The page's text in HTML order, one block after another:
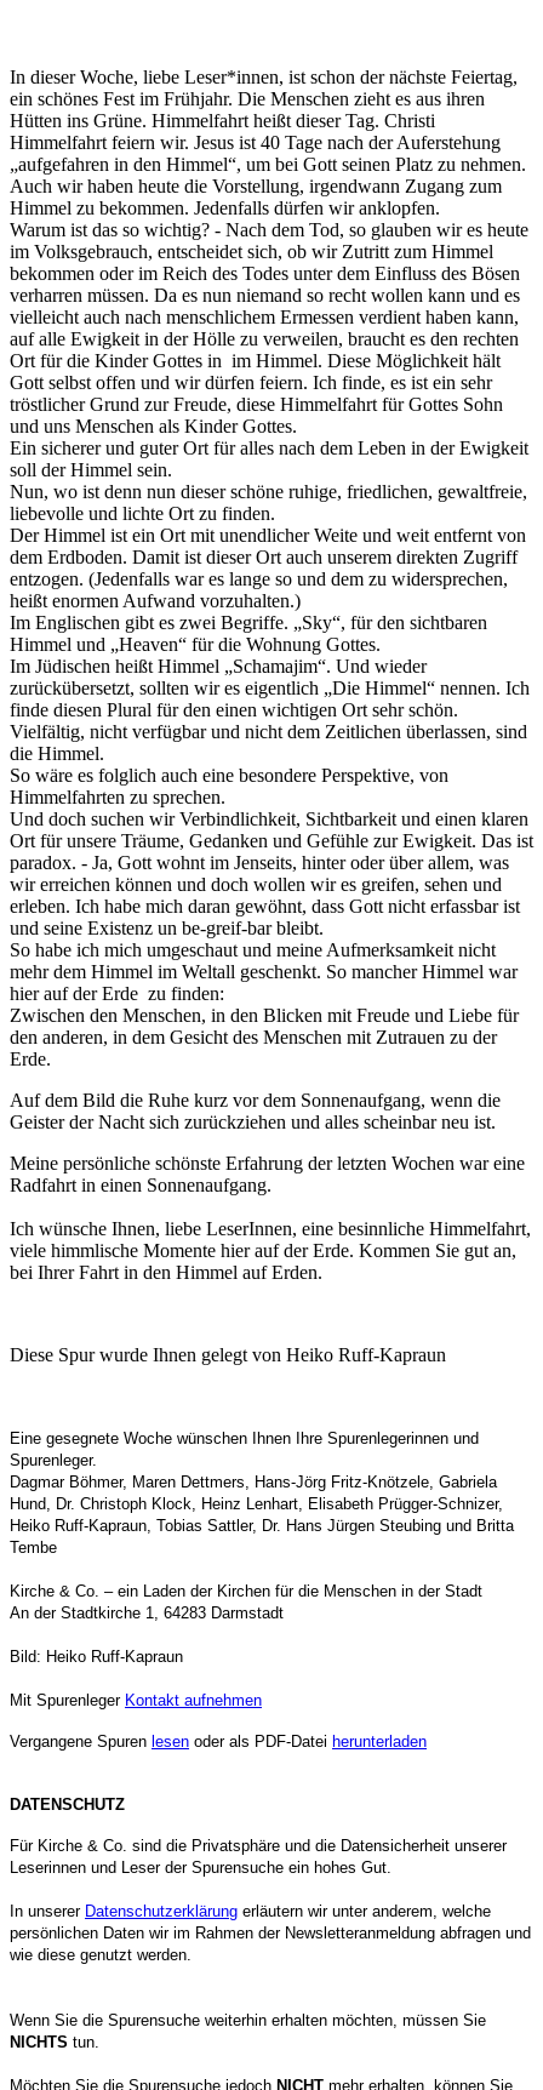
In dieser Woche, liebe Leser*innen, ist schon der nächste Feiertag,
ein schönes Fest im Frühjahr. Die Menschen zieht es aus ihren
Hütten ins Grüne. Himmelfahrt heißt dieser Tag. Christi
Himmelfahrt feiern wir. Jesus ist 40 Tage nach der Auferstehung
„aufgefahren in den Himmel“, um bei Gott seinen Platz zu nehmen.
Auch wir haben heute die Vorstellung, irgendwann Zugang zum
Himmel zu bekommen. Jedenfalls dürfen wir anklopfen.
Warum ist das so wichtig? - Nach dem Tod, so glauben wir es heute
im Volksgebrauch, entscheidet sich, ob wir Zutritt zum Himmel
bekommen oder im Reich des Todes unter dem Einfluss des Bösen
verharren müssen. Da es nun niemand so recht wollen kann und es
vielleicht auch nach menschlichem Ermessen verdient haben kann,
auf alle Ewigkeit in der Hölle zu verweilen, braucht es den rechten
Ort für die Kinder Gottes in im Himmel. Diese Möglichkeit hält
Gott selbst offen und wir dürfen feiern. Ich finde, es ist ein sehr
tröstlicher Grund zur Freude, diese Himmelfahrt für Gottes Sohn
und uns Menschen als Kinder Gottes.
Ein sicherer und guter Ort für alles nach dem Leben in der Ewigkeit
soll der Himmel sein.
Nun, wo ist denn nun dieser schöne ruhige, friedlichen, gewaltfreie,
liebevolle und lichte Ort zu finden.
Der Himmel ist ein Ort mit unendlicher Weite und weit entfernt von
dem Erdboden. Damit ist dieser Ort auch unserem direkten Zugriff
entzogen. (Jedenfalls war es lange so und dem zu widersprechen,
heißt enormen Aufwand vorzuhalten.)
Im Englischen gibt es zwei Begriffe. „Sky“, für den sichtbaren
Himmel und „Heaven“ für die Wohnung Gottes.
Im Jüdischen heißt Himmel „Schamajim“. Und wieder
zurückübersetzt, sollten wir es eigentlich „Die Himmel“ nennen. Ich
finde diesen Plural für den einen wichtigen Ort sehr schön.
Vielfältig, nicht verfügbar und nicht dem Zeitlichen überlassen, sind
die Himmel.
So wäre es folglich auch eine besondere Perspektive, von
Himmelfahrten zu sprechen.
Und doch suchen wir Verbindlichkeit, Sichtbarkeit und einen klaren
Ort für unsere Träume, Gedanken und Gefühle zur Ewigkeit. Das ist
paradox. - Ja, Gott wohnt im Jenseits, hinter oder über allem, was
wir erreichen können und doch wollen wir es greifen, sehen und
erleben. Ich habe mich daran gewöhnt, dass Gott nicht erfassbar ist
und seine Existenz un be-greif-bar bleibt.
So habe ich mich umgeschaut und meine Aufmerksamkeit nicht
mehr dem Himmel im Weltall geschenkt. So mancher Himmel war
hier auf der Erde zu finden:
Zwischen den Menschen, in den Blicken mit Freude und Liebe für
den anderen, in dem Gesicht des Menschen mit Zutrauen zu der
Erde.
Auf dem Bild die Ruhe kurz vor dem Sonnenaufgang, wenn die
Geister der Nacht sich zurückziehen und alles scheinbar neu ist.
Meine persönliche schönste Erfahrung der letzten Wochen war eine
Radfahrt in einen Sonnenaufgang.
Ich wünsche Ihnen, liebe LeserInnen, eine besinnliche Himmelfahrt,
viele himmlische Momente hier auf der Erde. Kommen Sie gut an,
bei Ihrer Fahrt in den Himmel auf Erden.
Diese Spur wurde Ihnen gelegt von Heiko Ruff-Kapraun
Eine gesegnete Woche wünschen Ihnen Ihre Spurenlegerinnen und
Spurenleger.
Dagmar Böhmer, Maren Dettmers, Hans-Jörg Fritz-Knötzele, Gabriela
Hund, Dr. Christoph Klock, Heinz Lenhart, Elisabeth Prügger-Schnizer,
Heiko Ruff-Kapraun, Tobias Sattler, Dr. Hans Jürgen Steubing und Britta
Tembe
Kirche & Co. – ein Laden der Kirchen für die Menschen in der Stadt
An der Stadtkirche 1, 64283 Darmstadt
Bild: Heiko Ruff-Kapraun
Mit Spurenleger Kontakt aufnehmen
Vergangene Spuren lesen oder als PDF-Datei herunterladen
DATENSCHUTZ
Für Kirche & Co. sind die Privatsphäre und die Datensicherheit unserer
Leserinnen und Leser der Spurensuche ein hohes Gut.
In unserer Datenschutzerklärung erläutern wir unter anderem, welche
persönlichen Daten wir im Rahmen der Newsletteranmeldung abfragen und
wie diese genutzt werden.
Wenn Sie die Spurensuche weiterhin erhalten möchten, müssen Sie
NICHTS tun.
Möchten Sie die Spurensuche jedoch NICHT mehr erhalten, können Sie